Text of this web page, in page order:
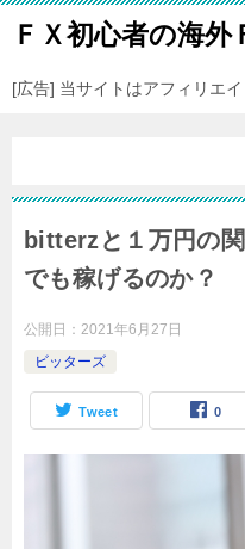
ＦＸ初心者の海外
[広告] 当サイトはアフィリエ
bitterzと１万円の
でも稼げるのか？
公開日： 2021年6月27日
ビッターズ
Tweet 0